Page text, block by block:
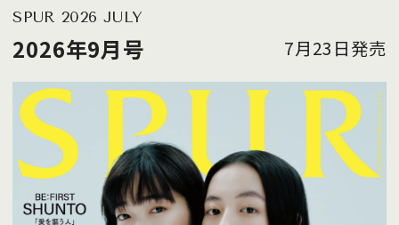
SPUR 2026 JULY
2026年9月号 7月23日発売